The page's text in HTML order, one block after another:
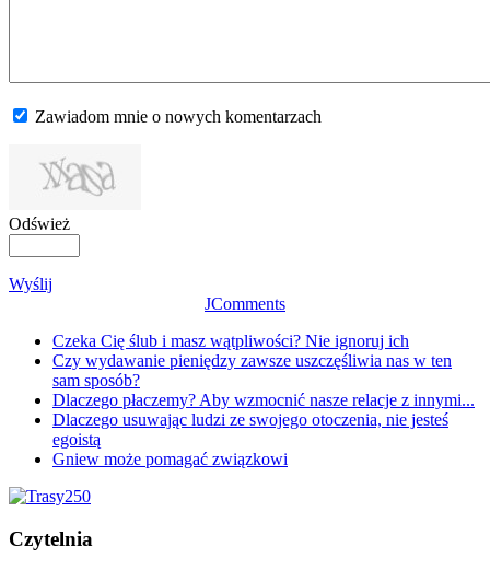
Zawiadom mnie o nowych komentarzach
Odśwież
Wyślij
JComments
Czeka Cię ślub i masz wątpliwości? Nie ignoruj ich
Czy wydawanie pieniędzy zawsze uszczęśliwia nas w ten
sam sposób?
Dlaczego płaczemy? Aby wzmocnić nasze relacje z innymi...
Dlaczego usuwając ludzi ze swojego otoczenia, nie jesteś
egoistą
Gniew może pomagać związkowi
Czytelnia